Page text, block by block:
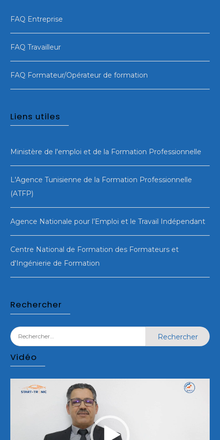
FAQ Entreprise
FAQ Travailleur
FAQ Formateur/Opérateur de formation
Liens utiles
Ministère de l'emploi et de la Formation Professionnelle
L'Agence Tunisienne de la Formation Professionnelle
(ATFP)
Agence Nationale pour l’Emploi et le Travail Indépendant
Centre National de Formation des Formateurs et
d'Ingénierie de Formation
Rechercher
Rechercher :
Vidéo
Lecteur